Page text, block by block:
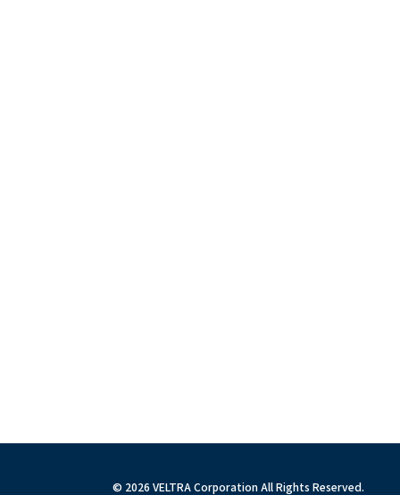
© 2026 VELTRA Corporation All Rights Reserved.